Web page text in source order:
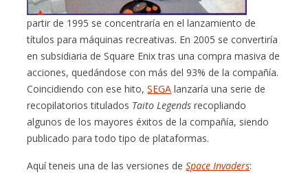
partir de 1995 se concentraría en el lanzamiento de
títulos para máquinas recreativas. En 2005 se convertiría
en subsidiaria de Square Enix tras una compra masiva de
acciones, quedándose con más del 93% de la compañía.
Coincidiendo con ese hito,SEGA lanzaría una serie de
recopilatorios titulados Taito Legends recopliando
algunos de los mayores éxitos de la compañía, siendo
publicado para todo tipo de plataformas.
Aquí teneis una de las versiones deSpace Invaders: